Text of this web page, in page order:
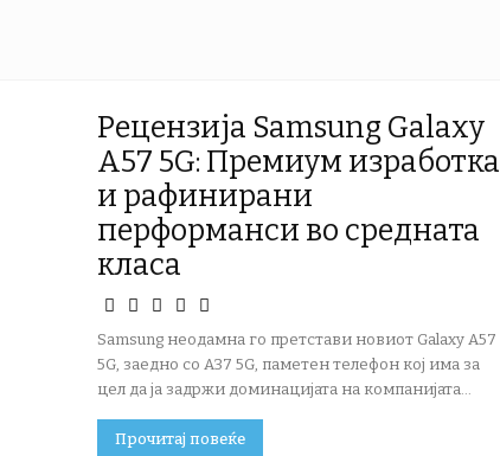
Рецензија Samsung Galaxy
A57 5G: Премиум изработка
и рафинирани
перформанси во средната
класа
Samsung неодамна го претстави новиот Galaxy A57
5G, заедно со A37 5G, паметен телефон кој има за
цел да ја задржи доминацијата на компанијата...
Прочитај повеќе